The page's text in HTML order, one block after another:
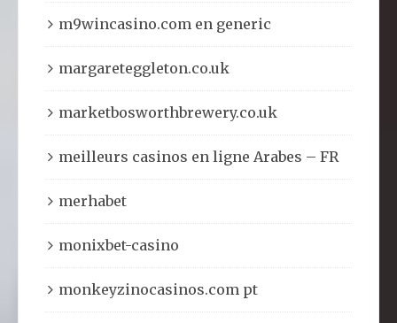
m9wincasino.com en generic
margareteggleton.co.uk
marketbosworthbrewery.co.uk
meilleurs casinos en ligne Arabes – FR
merhabet
monixbet-casino
monkeyzinocasinos.com pt